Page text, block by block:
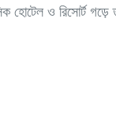
হোটেল ও রিসোর্ট